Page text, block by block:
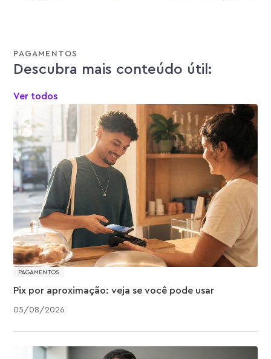
PAGAMENTOS
Descubra mais conteúdo útil:
Ver todos
PAGAMENTOS
05/08/2026
Pix por aproximação: veja se você pode usar